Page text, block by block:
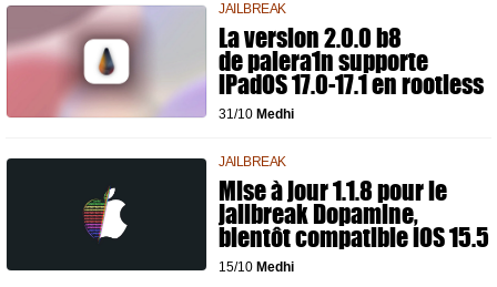
JAILBREAK
La version 2.0.0 b8
de palera1n supporte
iPadOS 17.0-17.1 en rootless
31/10 Medhi
JAILBREAK
Mise à jour 1.1.8 pour le
jailbreak Dopamine,
bientôt compatible iOS 15.5
15/10 Medhi